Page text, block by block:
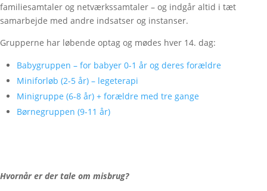
familiesamtaler og netværkssamtaler – og indgår altid i tæt
samarbejde med andre indsatser og instanser.
Grupperne har løbende optag og mødes hver 14. dag:
Babygruppen – for babyer 0-1 år og deres forældre
Miniforløb (2-5 år) – legeterapi
Minigruppe (6-8 år) + forældre med tre gange
Børnegruppen (9-11 år)
Hvornår er der tale om misbrug?